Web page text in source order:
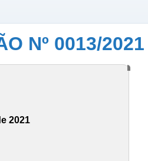
Nº 0013/2021
2021